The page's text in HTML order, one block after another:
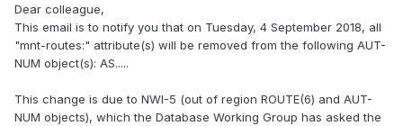
Dear colleague,
This email is to notify you that on Tuesday, 4 September 2018, all
"mnt-routes:" attribute(s) will be removed from the following AUT-
NUM object(s): AS.....
This change is due to NWI-5 (out of region ROUTE(6) and AUT-
NUM objects), which the Database Working Group has asked the